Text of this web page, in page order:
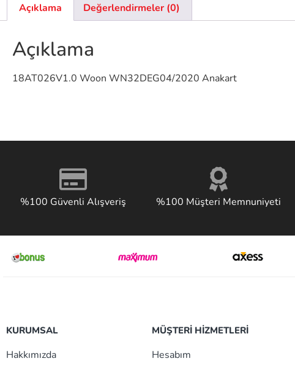
Açıklama Değerlendirmeler (0)
Açıklama
18AT026V1.0 Woon WN32DEG04/2020 Anakart
%100 Güvenli Alışveriş %100 Müşteri Memnuniyeti
KURUMSAL
Hakkımızda
MÜŞTERİ HİZMETLERİ
Hesabım